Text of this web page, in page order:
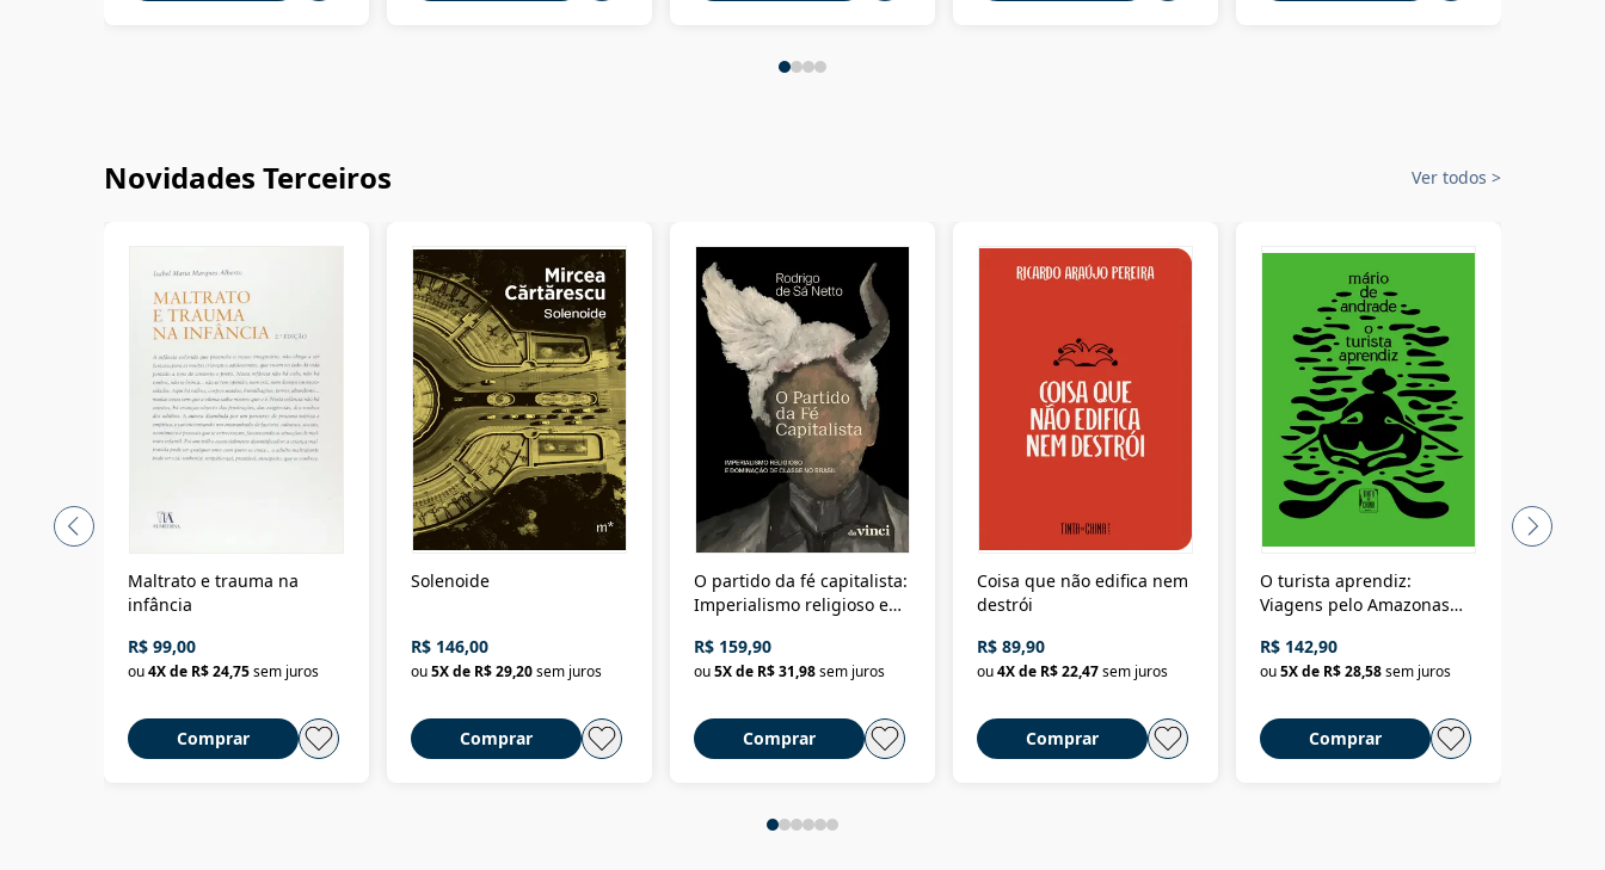
Novidades Terceiros Ver todos >
Maltrato e trauma na
infância
R$ 99,00
ou4X de R$ 24,75sem juros
Comprar
Solenoide
R$ 146,00
ou5X de R$ 29,20sem juros
Comprar
O partido da fé capitalista:
Imperialismo religioso e
Brasil
R$ 159,90
ou5X de R$ 31,98sem juros
Comprar
Coisa que não edifica nem
destrói
R$ 89,90
ou4X de R$ 22,47sem juros
Comprar
O turista aprendiz:
Viagens pelo Amazonas
até a Bolívia e por Marajó
até dizer chega
R$ 142,90
ou5X de R$ 28,58sem juros
Comprar